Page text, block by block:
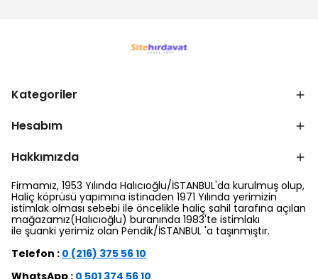
Kategoriler
Hesabım
Hakkımızda
Firmamız, 1953 Yılında Halıcıoğlu/İSTANBUL'da kurulmuş olup,
Haliç köprüsü yapımına istinaden 1971 Yılında yerimizin
istimlak olması sebebi ile öncelikle haliç sahil tarafına açılan
mağazamız(Halıcıoğlu) buranında 1983'te istimlakı
ile şuanki yerimiz olan Pendik/İSTANBUL 'a taşınmıştır.
Telefon : 0 (216) 375 56 10
WhatsApp : 0 501 374 56 10